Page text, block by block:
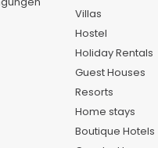
Villas
Hostel
Holiday Rentals
Guest Houses
Resorts
Home stays
Boutique Hotels